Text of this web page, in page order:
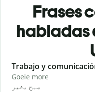
Frases
habladas
Slide 1 of 6
Trabajo y
Goeie more
صبح بخیر